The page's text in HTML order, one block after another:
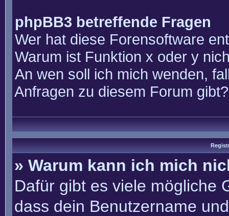
phpBB3 betreffende Fragen
Wer hat diese Forensoftware
Warum ist Funktion x oder y
An wen soll ich mich wenden,
Anfragen zu diesem Forum gibt?
» Warum kann ich mich
Dafür gibt es viele mögliche
dass dein Benutzername